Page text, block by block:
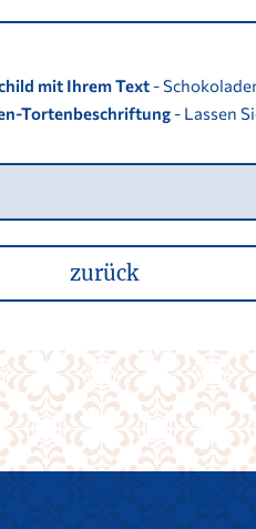
mit Ihrem Text-
Tortenbeschriftung- Lassen
zurück